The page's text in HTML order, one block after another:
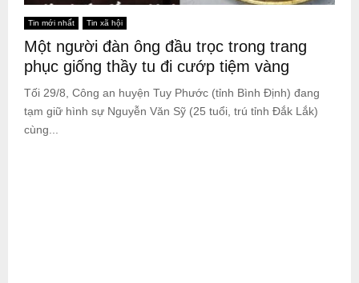
Tin mới nhất Tin xã hội
Một người đàn ông đầu trọc trong trang
phục giống thầy tu đi cướp tiệm vàng
Tối 29/8, Công an huyện Tuy Phước (tỉnh Bình Định) đang
tạm giữ hình sự Nguyễn Văn Sỹ (25 tuổi, trú tỉnh Đắk Lắk)
cùng...